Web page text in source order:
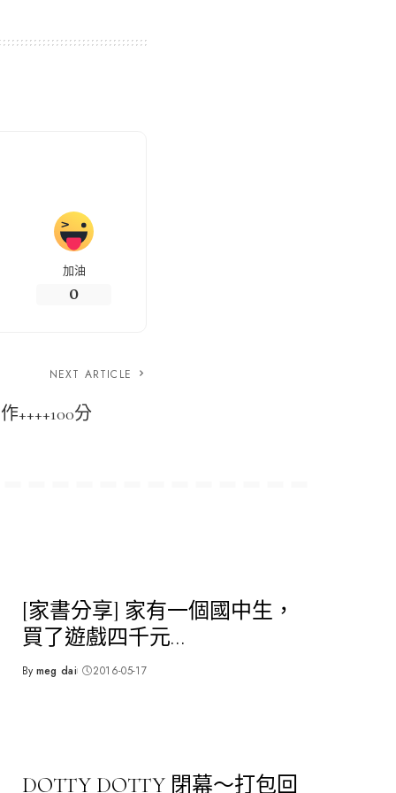
加油
0
NEXT ARTICLE
++++100分
[家書分享] 家有一個國中生，
買了遊戲四千元…
Posted
By meg dai 2016-05-17
DOTTY DOTTY 閉幕～打包回